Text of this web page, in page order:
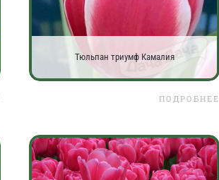
Тюльпан триумф Камалия
ПОДРОБНЕЕ